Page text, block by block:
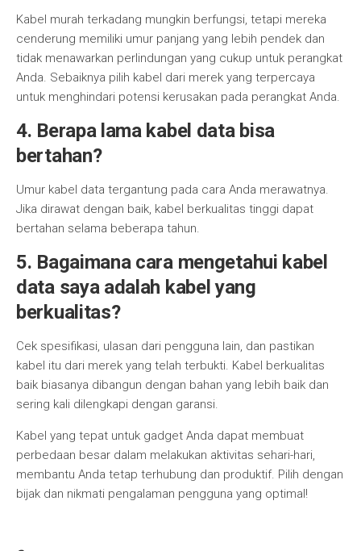
Kabel murah terkadang mungkin berfungsi, tetapi mereka
cenderung memiliki umur panjang yang lebih pendek dan
tidak menawarkan perlindungan yang cukup untuk perangkat
Anda. Sebaiknya pilih kabel dari merek yang terpercaya
untuk menghindari potensi kerusakan pada perangkat Anda.
4. Berapa lama kabel data bisa
bertahan?
Umur kabel data tergantung pada cara Anda merawatnya.
Jika dirawat dengan baik, kabel berkualitas tinggi dapat
bertahan selama beberapa tahun.
5. Bagaimana cara mengetahui kabel
data saya adalah kabel yang
berkualitas?
Cek spesifikasi, ulasan dari pengguna lain, dan pastikan
kabel itu dari merek yang telah terbukti. Kabel berkualitas
baik biasanya dibangun dengan bahan yang lebih baik dan
sering kali dilengkapi dengan garansi.
Kabel yang tepat untuk gadget Anda dapat membuat
perbedaan besar dalam melakukan aktivitas sehari-hari,
membantu Anda tetap terhubung dan produktif. Pilih dengan
bijak dan nikmati pengalaman pengguna yang optimal!